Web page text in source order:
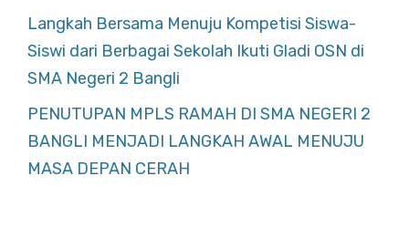
Langkah Bersama Menuju Kompetisi Siswa-
Siswi dari Berbagai Sekolah Ikuti Gladi OSN di
SMA Negeri 2 Bangli
PENUTUPAN MPLS RAMAH DI SMA NEGERI 2
BANGLI MENJADI LANGKAH AWAL MENUJU
MASA DEPAN CERAH